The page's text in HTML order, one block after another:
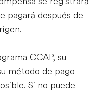
pagará después de
CCAP, su
método de pago
Si no puede